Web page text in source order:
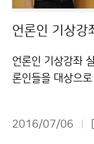
언론인 기상강
언론인 기상강좌
론인들을 대상으
설명하고, 특히 최
2016/07/06